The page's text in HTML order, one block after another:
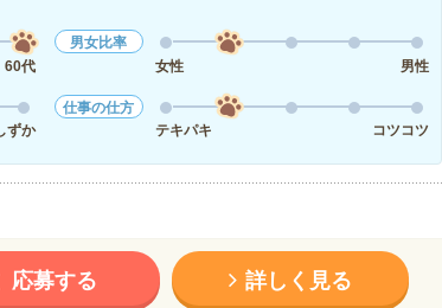
60代
男女比率
女性
男性
ずか
仕事の仕方
テキパキ
コツコツ
応募する 詳しく見る